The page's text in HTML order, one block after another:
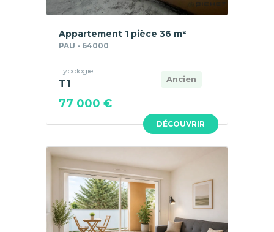
DÉCOUVRIR
Appartement 1 pièce 36 m²
PAU - 64000
Ancien
Typologie
T1
77 000 €